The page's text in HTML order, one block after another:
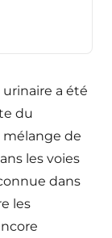
a été
du
mélange de
les voies
dans
les